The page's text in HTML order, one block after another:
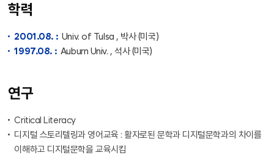
학력
2001.08. : Univ. of Tulsa , 박사 (미국)
1997.08. : Auburn Univ. , 석사 (미국)
연구
Critical Literacy
디지털 스토리텔링과 영어교육 : 활자로된 문학과 디지털문학과의 차이를
이해하고 디지털문학을 교육시킴